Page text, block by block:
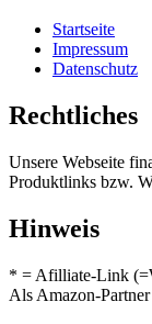
Startseite
Impressum
Datenschutz
Rechtliches
Unsere Webseite
Produktlinks bzw.
Hinweis
* = Afilliate-Link
Als Amazon-